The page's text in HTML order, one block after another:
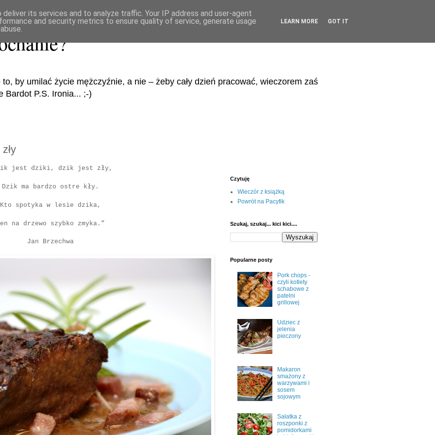
by umilać życie mężczyźnie, a nie – żeby cały dzień pracować, wieczorem zaś
Bardot P.S. Ironia... ;-)
jest dziki, dzik jest zły,
Dzik ma bardzo ostre kły.
Kto spotyka w lesie dzika,
na drzewo szybko zmyka.”
Jan Brzechwa
Czytuję
Wieczór z książką
Powrót na Pacyfik
Szukaj, szukaj... kici kici....
Popularne posty
Pork chops -
czyli kotlety
schabowe z
patelni
grillowej
Udziec z
jelenia
pieczony
Makaron
smażony z
warzywami i
sosem
sojowym
Sałatka z
roszponki z
pomidorkami
its services and to analyze traffic. Your IP address and user-agent
and security metrics to ensure quality of service, generate usage
LEARN MORE GOT IT